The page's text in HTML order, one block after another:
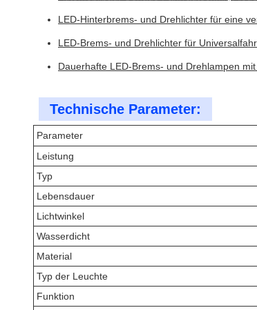
LED-Hinterbrems- und Drehlichter für eine
LED-Brems- und Drehlichter für
Dauerhafte LED-Brems- und Drehlampen
Technische Parameter:
Parameter
Leistung
Typ
Lebensdauer
Lichtwinkel
Wasserdicht
Material
Typ der Leuchte
Funktion